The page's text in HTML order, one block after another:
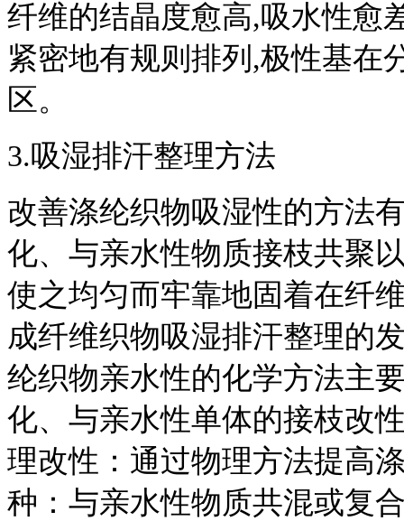
纤维的结晶度愈高,吸水性愈
紧密地有规则排列,极性基在
区。
3.吸湿排汗整理方法
改善涤纶织物吸湿性的方法
化、与亲水性物质接枝共聚
使之均匀而牢靠地固着在纤
成纤维织物吸湿排汗整理的
纶织物亲水性的化学方法主
化、与亲水性单体的接枝改
理改性：通过物理方法提高
种：与亲水性物质共混或复